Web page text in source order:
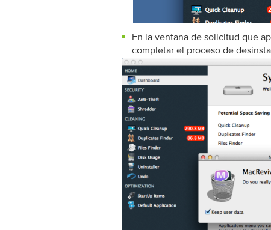
En la ventana de solicitud que
completar el proceso de